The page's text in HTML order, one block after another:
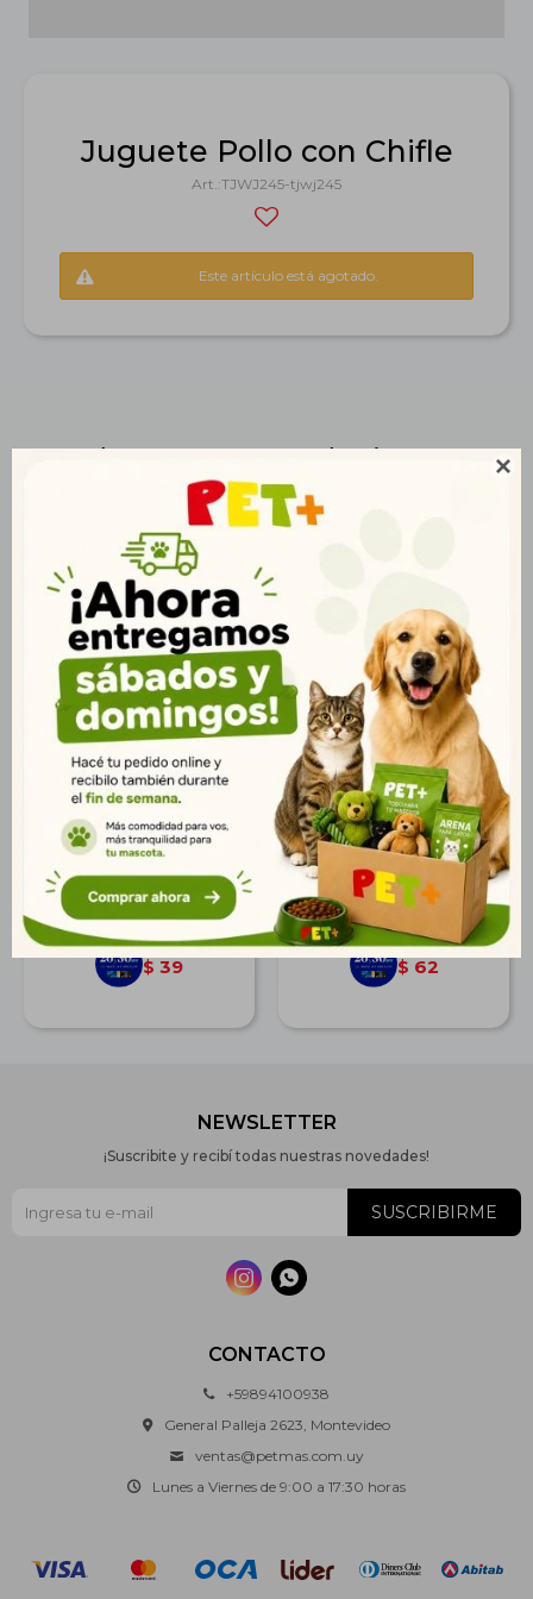

Juguete Pollo con Chifle
TJWJ245-tjwj245
Este artículo está agotado.
Productos que te pueden interesar
Pelota de latex huellitas
chica 6 cm
$ 48
$ 35
$ 39
Pelota de Goma
Multicolor
$ 77
$ 56
$ 62
CONTACTO
+59894100938
General Palleja 2623, Montevideo
ventas@petmas.com.uy
Lunes a Viernes de 9:00 a 17:30 horas
NEWSLETTER
¡Suscribite y recibí todas nuestras novedades!
SUSCRIBIRME
 